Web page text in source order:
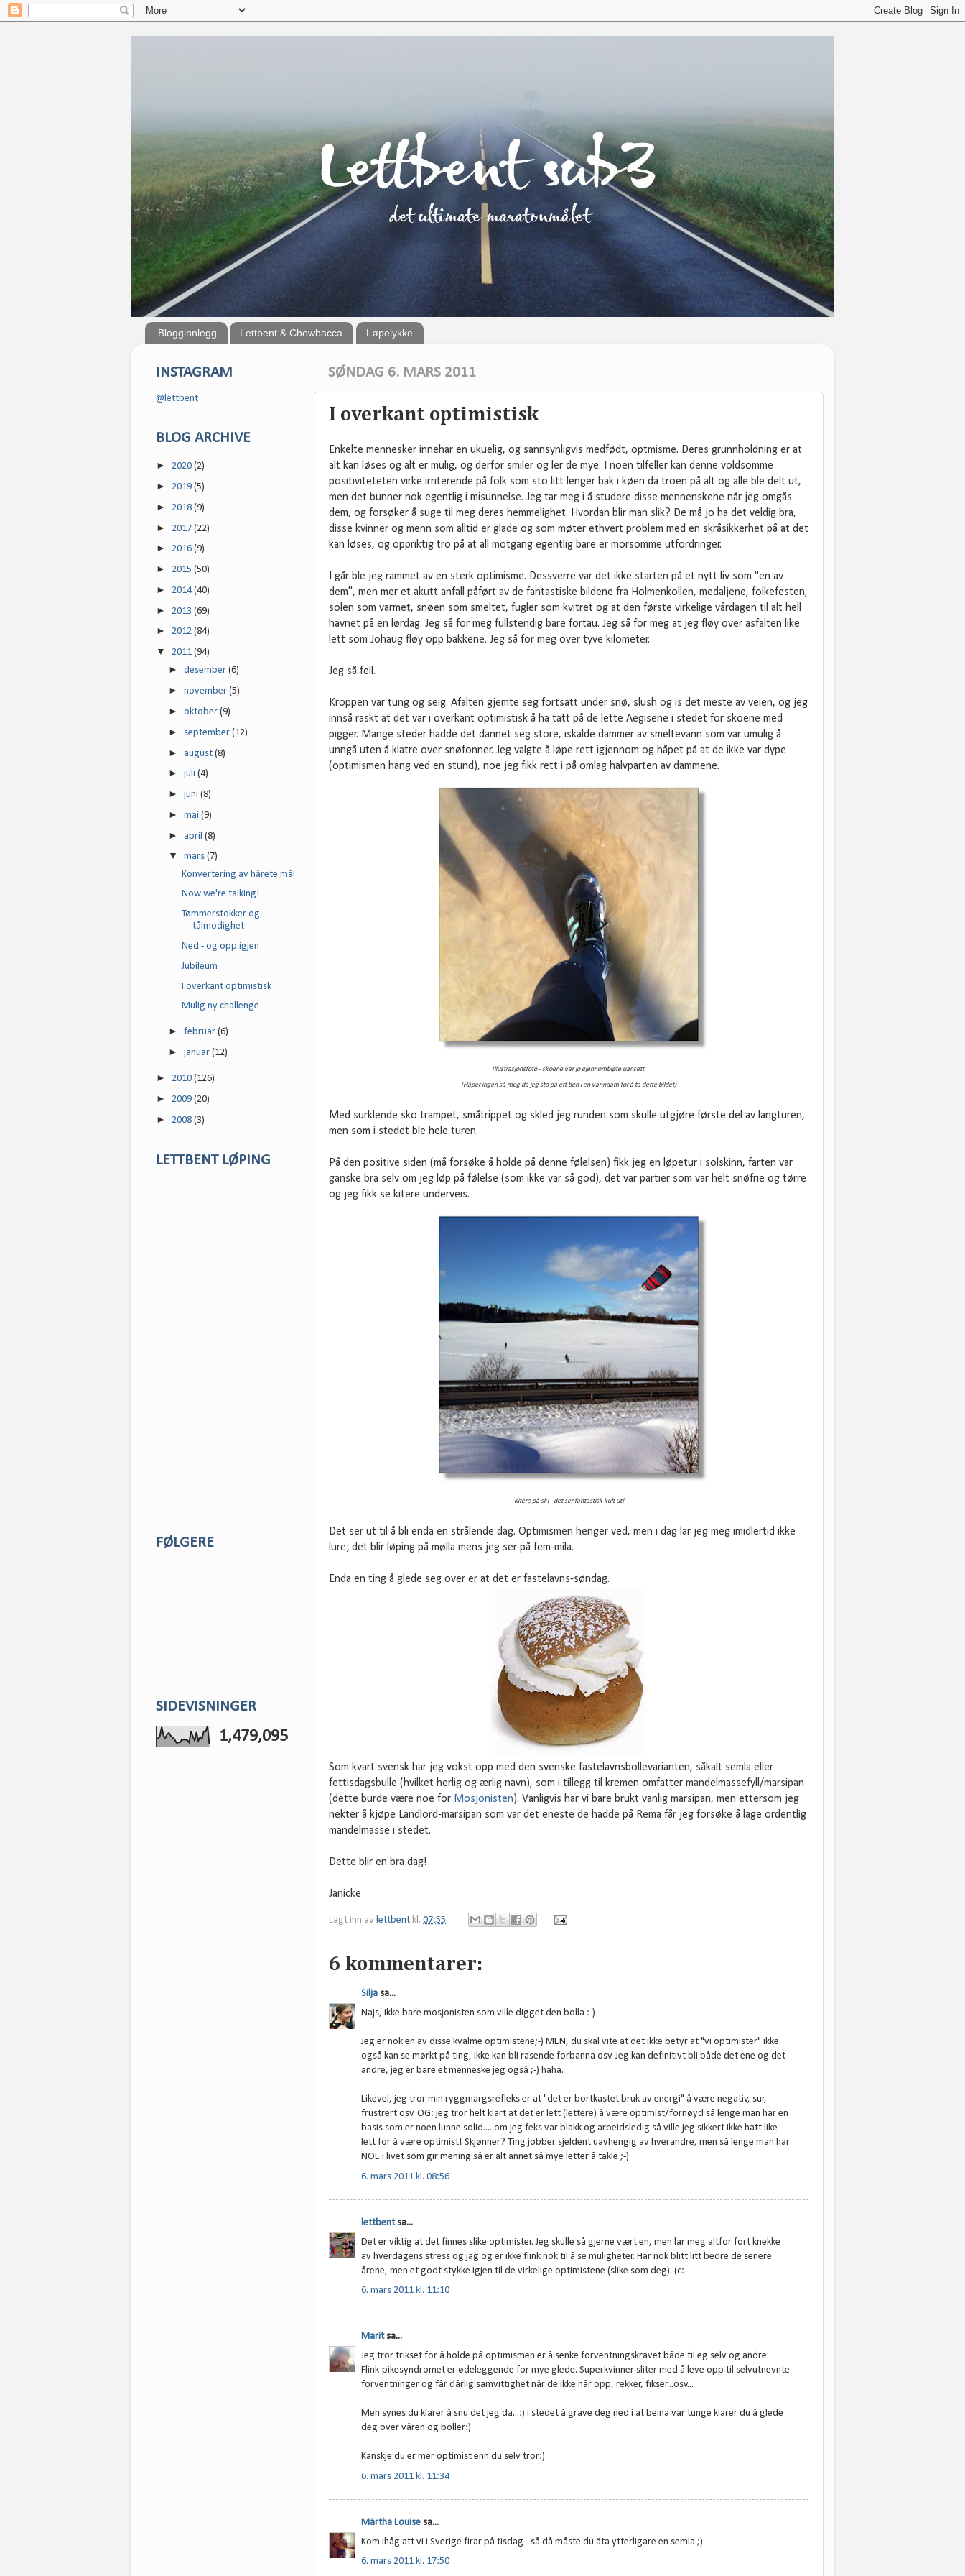
Blogginnlegg Lettbent & Chewbacca Løpelykke
SØNDAG 6. MARS 2011
I overkant optimistisk
Enkelte mennesker innehar en ukuelig, og sannsynligvis medfødt, optmisme. Deres grunnholdning er at
alt kan løses og alt er mulig, og derfor smiler og ler de mye. I noen tilfeller kan denne voldsomme
positiviteteten virke irriterende på folk som sto litt lenger bak i køen da troen på alt og alle ble delt ut,
men det bunner nok egentlig i misunnelse. Jeg tar meg i å studere disse mennenskene når jeg omgås
dem, og forsøker å suge til meg deres hemmelighet. Hvordan blir man slik? De må jo ha det veldig bra,
disse kvinner og menn som alltid er glade og som møter ethvert problem med en skråsikkerhet på at det
kan løses, og oppriktig tro på at all motgang egentlig bare er morsomme utfordringer.
I går ble jeg rammet av en sterk optimisme. Dessverre var det ikke starten på et nytt liv som "en av
dem", men mer et akutt anfall påført av de fantastiske bildene fra Holmenkollen, medaljene, folkefesten,
solen som varmet, snøen som smeltet, fugler som kvitret og at den første virkelige vårdagen til alt hell
havnet på en lørdag. Jeg så for meg fullstendig bare fortau. Jeg så for meg at jeg fløy over asfalten like
lett som Johaug fløy opp bakkene. Jeg så for meg over tyve kilometer.
Jeg så feil.
Kroppen var tung og seig. Afalten gjemte seg fortsatt under snø, slush og is det meste av veien, og jeg
innså raskt at det var i overkant optimistisk å ha tatt på de lette Aegisene i stedet for skoene med
pigger. Mange steder hadde det dannet seg store, iskalde dammer av smeltevann som var umulig å
unngå uten å klatre over snøfonner. Jeg valgte å løpe rett igjennom og håpet på at de ikke var dype
(optimismen hang ved en stund), noe jeg fikk rett i på omlag halvparten av dammene.
Illustrasjonsfoto - skoene var jo gjennombløte uansett.
(Håper ingen så meg da jeg sto på ett ben i en vanndam for å ta dette bildet)
Med surklende sko trampet, småtrippet og skled jeg runden som skulle utgjøre første del av langturen,
men som i stedet ble hele turen.
På den positive siden (må forsøke å holde på denne følelsen) fikk jeg en løpetur i solskinn, farten var
ganske bra selv om jeg løp på følelse (som ikke var så god), det var partier som var helt snøfrie og tørre
og jeg fikk se kitere underveis.
Kitere på ski - det ser fantastisk kult ut!
Det ser ut til å bli enda en strålende dag. Optimismen henger ved, men i dag lar jeg meg imidlertid ikke
lure; det blir løping på mølla mens jeg ser på fem-mila.
Enda en ting å glede seg over er at det er fastelavns-søndag.
Som kvart svensk har jeg vokst opp med den svenske fastelavnsbollevarianten, såkalt semla eller
fettisdagsbulle (hvilket herlig og ærlig navn), som i tillegg til kremen omfatter mandelmassefyll/marsipan
(dette burde være noe for Mosjonisten). Vanligvis har vi bare brukt vanlig marsipan, men ettersom jeg
nekter å kjøpe Landlord-marsipan som var det eneste de hadde på Rema får jeg forsøke å lage ordentlig
mandelmasse i stedet.
Dette blir en bra dag!
Janicke
Lagt inn av lettbent kl. 07:55
6 kommentarer:
Silja sa...
Najs, ikke bare mosjonisten som ville digget den bolla :-)
Jeg er nok en av disse kvalme optimistene;-) MEN, du skal vite at det ikke betyr at "vi optimister" ikke
også kan se mørkt på ting, ikke kan bli rasende forbanna osv. Jeg kan definitivt bli både det ene og det
andre, jeg er bare et menneske jeg også ;-) haha.
Likevel, jeg tror min ryggmargsrefleks er at "det er bortkastet bruk av energi" å være negativ, sur,
frustrert osv. OG: jeg tror helt klart at det er lett (lettere) å være optimist/fornøyd så lenge man har en
basis som er noen lunne solid.....om jeg feks var blakk og arbeidsledig så ville jeg sikkert ikke hatt like
lett for å være optimist! Skjønner? Ting jobber sjeldent uavhengig av hverandre, men så lenge man har
NOE i livet som gir mening så er alt annet så mye letter å takle ;-)
6. mars 2011 kl. 08:56
lettbentsa...
Det er viktig at det finnes slike optimister. Jeg skulle så gjerne vært en, men lar meg altfor fort knekke
av hverdagens stress og jag og er ikke flink nok til å se muligheter. Har nok blitt litt bedre de senere
årene, men et godt stykke igjen til de virkelige optimistene (slike som deg). (c:
6. mars 2011 kl. 11:10
Maritsa...
Jeg tror trikset for å holde på optimismen er å senke forventningskravet både til eg selv og andre.
Flink-pikesyndromet er ødeleggende for mye glede. Superkvinner sliter med å leve opp til selvutnevnte
forventninger og får dårlig samvittighet når de ikke når opp, rekker, fikser...osv...
Men synes du klarer å snu det jeg da...:) i stedet å grave deg ned i at beina var tunge klarer du å glede
deg over våren og boller:)
Kanskje du er mer optimist enn du selv tror:)
6. mars 2011 kl. 11:34
Märtha Louise sa...
Kom ihåg att vi i Sverige firar på tisdag - så då måste du äta ytterligare en semla ;)
6. mars 2011 kl. 17:50
INSTAGRAM
@lettbent
BLOG ARCHIVE
► 2020 (2)
► 2019 (5)
► 2018 (9)
► 2017 (22)
► 2016 (9)
► 2015 (50)
► 2014(40)
► 2013 (69)
► 2012 (84)
▼ 2011 (94)
►desember(6)
►november(5)
►oktober(9)
► september(12)
►august(8)
►juli(4)
►juni(8)
►mai(9)
►april(8)
▼mars(7)
Konvertering av hårete mål
Now we're talking!
Tømmerstokker og
tålmodighet
Ned - og opp igjen
Jubileum
I overkant optimistisk
Mulig ny challenge
►februar(6)
►januar(12)
► 2010 (126)
► 2009 (20)
► 2008 (3)
LETTBENT LØPING
FØLGERE
SIDEVISNINGER
1,479,095